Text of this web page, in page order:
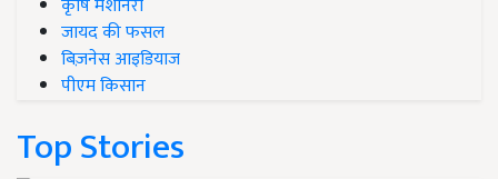
कृषि मशीनरी
जायद की फसल
बिज़नेस आइडियाज
पीएम किसान
Top Stories